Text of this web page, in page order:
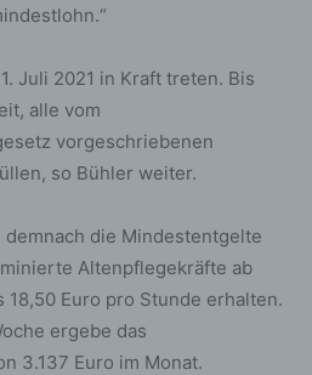
Juli 2021 in Kraft treten. Bis
alle vom
vorgeschriebenen
so Bühler weiter.
die Mindestentgelte
Altenpflegekräfte ab
Euro pro Stunde erhalten.
ergebe das
3.137 Euro im Monat.